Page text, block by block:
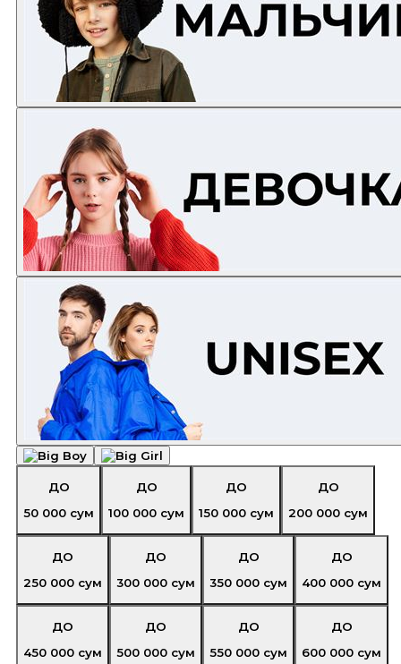
ДО
50 000 сум
ДО
100 000 сум
ДО
150 000 сум
ДО
200 000 сум
ДО
250 000 сум
ДО
300 000 сум
ДО
350 000 сум
ДО
400 000 сум
ДО
450 000 сум
ДО
500 000 сум
ДО
550 000 сум
ДО
600 000 сум